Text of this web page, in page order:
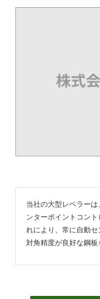
当社の大型レベラー
ンターポイントコン
れにより、常に自動セ
対角精度が良好な鋼板